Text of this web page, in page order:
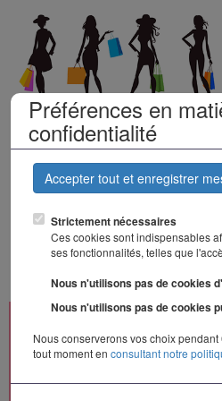
Préférences en
confidentialité
Accepter tout et enregistrer
Strictement nécessaires
Ces cookies sont indispensables
ses fonctionnalités, telles que
Nous n'utilisons pas de cookies
Nous n'utilisons pas de cookies
Nous conserverons vos choix
tout moment enconsultant notre
Le
la